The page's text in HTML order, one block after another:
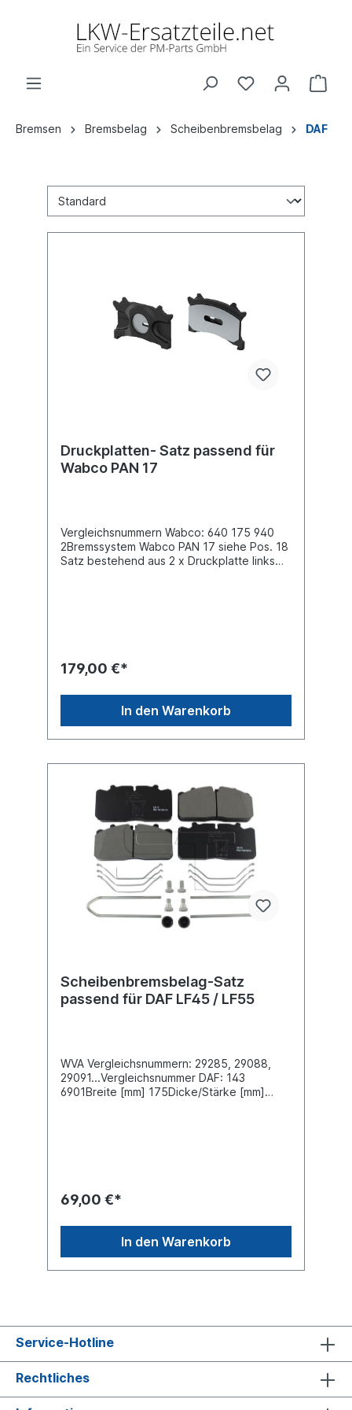
Bremsen Bremsbelag Scheibenbremsbelag DAF
Druckplatten- Satz passend für
Wabco PAN 17
Vergleichsnummern Wabco: 640 175 940
2Bremssystem Wabco PAN 17 siehe Pos. 18
Satz bestehend aus 2 x Druckplatte links
179,00 €*
In den Warenkorb
Scheibenbremsbelag-Satz
passend für DAF LF45 / LF55
WVA Vergleichsnummern: 29285, 29088,
29091...Vergleichsnummer DAF: 143
6901Breite [mm] 175Dicke/Stärke [mm]
69,00 €*
In den Warenkorb
Service-Hotline
Rechtliches